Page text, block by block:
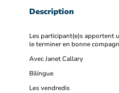
Description
Les participant(e)s apportent
le terminer en bonne
Avec Janet Callary
Bilingue
Les vendredis